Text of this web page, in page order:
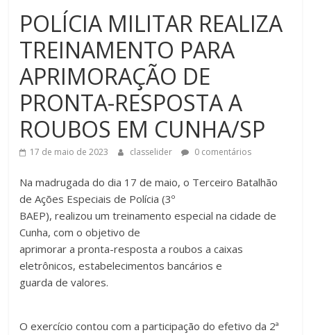
POLÍCIA MILITAR REALIZA
TREINAMENTO PARA
APRIMORAÇÃO DE
PRONTA-RESPOSTA A
ROUBOS EM CUNHA/SP
17 de maio de 2023 classelider 0 comentários
Na madrugada do dia 17 de maio, o Terceiro Batalhão
de Ações Especiais de Polícia (3º
BAEP), realizou um treinamento especial na cidade de
Cunha, com o objetivo de
aprimorar a pronta-resposta a roubos a caixas
eletrônicos, estabelecimentos bancários e
guarda de valores.
O exercício contou com a participação do efetivo da 2ª